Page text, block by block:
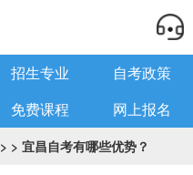
招生专业
自考政策
免费课程 网上报名
> > 宜昌自考有哪些优势？